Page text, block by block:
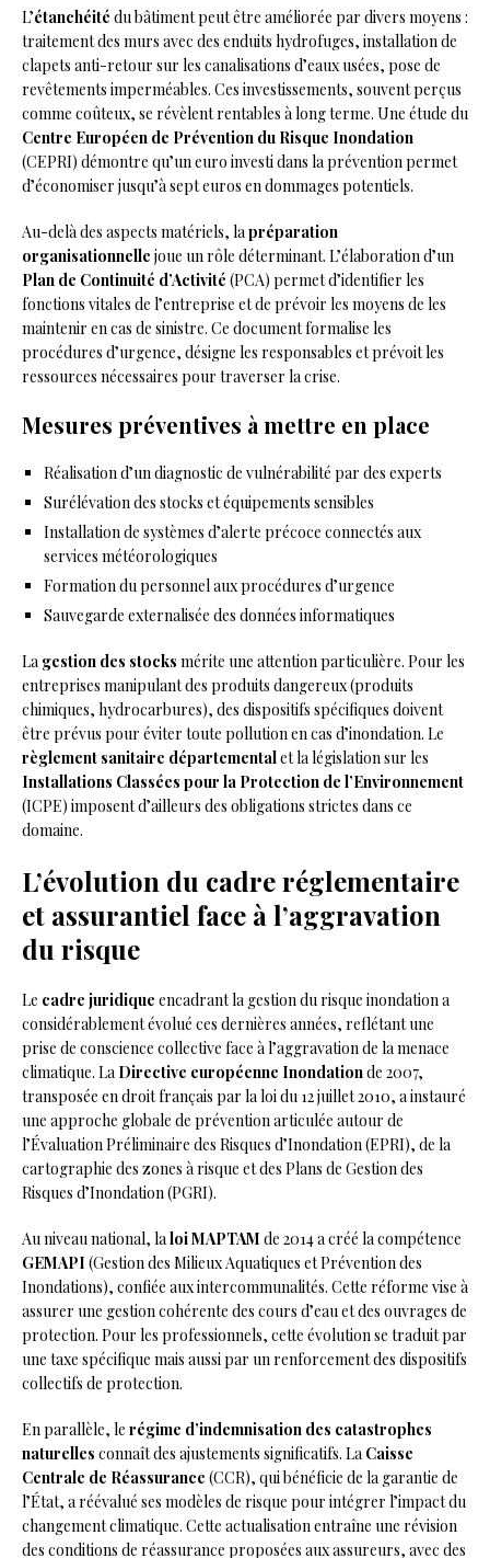
L’étanchéité du bâtiment peut être améliorée par divers moyens :
traitement des murs avec des enduits hydrofuges, installation de
clapets anti-retour sur les canalisations d’eaux usées, pose de
revêtements imperméables. Ces investissements, souvent perçus
comme coûteux, se révèlent rentables à long terme. Une étude du
Centre Européen de Prévention du Risque Inondation
(CEPRI) démontre qu’un euro investi dans la prévention permet
d’économiser jusqu’à sept euros en dommages potentiels.
Au-delà des aspects matériels, la préparation
organisationnelle joue un rôle déterminant. L’élaboration d’un
Plan de Continuité d’Activité (PCA) permet d’identifier les
fonctions vitales de l’entreprise et de prévoir les moyens de les
maintenir en cas de sinistre. Ce document formalise les
procédures d’urgence, désigne les responsables et prévoit les
ressources nécessaires pour traverser la crise.
Mesures préventives à mettre en place
Réalisation d’un diagnostic de vulnérabilité par des experts
Surélévation des stocks et équipements sensibles
Installation de systèmes d’alerte précoce connectés aux
services météorologiques
Formation du personnel aux procédures d’urgence
Sauvegarde externalisée des données informatiques
La gestion des stocks mérite une attention particulière. Pour les
entreprises manipulant des produits dangereux (produits
chimiques, hydrocarbures), des dispositifs spécifiques doivent
être prévus pour éviter toute pollution en cas d’inondation. Le
règlement sanitaire départementalet la législation sur les
Installations Classées pour la Protection de l’Environnement
(ICPE) imposent d’ailleurs des obligations strictes dans ce
domaine.
L’évolution du cadre réglementaire
et assurantiel face à l’aggravation
du risque
Le cadre juridique encadrant la gestion du risque inondation a
considérablement évolué ces dernières années, reflétant une
prise de conscience collective face à l’aggravation de la menace
climatique. La Directive européenne Inondationde 2007,
transposée en droit français par la loi du 12 juillet 2010, a instauré
une approche globale de prévention articulée autour de
l’Évaluation Préliminaire des Risques d’Inondation (EPRI), de la
cartographie des zones à risque et des Plans de Gestion des
Risques d’Inondation (PGRI).
Au niveau national, la loi MAPTAM de 2014 a créé la compétence
GEMAPI (Gestion des Milieux Aquatiques et Prévention des
Inondations), confiée aux intercommunalités. Cette réforme vise à
assurer une gestion cohérente des cours d’eau et des ouvrages de
protection. Pour les professionnels, cette évolution se traduit par
une taxe spécifique mais aussi par un renforcement des dispositifs
collectifs de protection.
En parallèle, le régime d’indemnisation des catastrophes
naturelles connaît des ajustements significatifs. La Caisse
Centrale de Réassurance (CCR), qui bénéficie de la garantie de
l’État, a réévalué ses modèles de risque pour intégrer l’impact du
changement climatique. Cette actualisation entraîne une révision
des conditions de réassurance proposées aux assureurs, avec des